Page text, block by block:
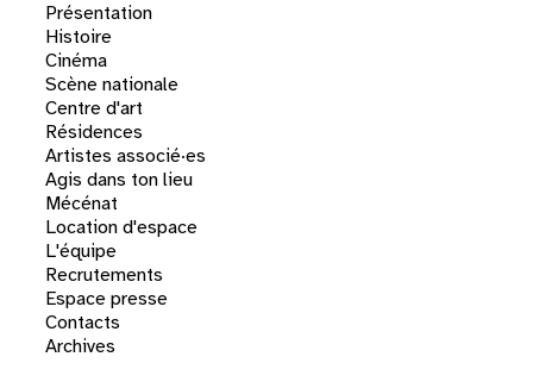
Présentation
Histoire
Cinéma
Scène nationale
Centre d'art
Résidences
Artistes associé·es
Agis dans ton lieu
Mécénat
Location d'espace
L'équipe
Recrutements
Espace presse
Contacts
Archives